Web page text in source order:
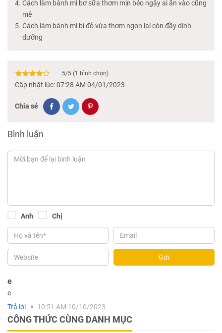
Cách làm bánh mì bơ sữa thơm mịn béo ngậy ai ăn vào cũng
mê
Cách làm bánh mì bí đỏ vừa thơm ngon lại còn đầy dinh
dưỡng
5/5 (1 bình chọn)
Cập nhật lúc: 07:28 AM 04/01/2023
Chia sẻ
Bình luận
Anh Chị
Gửi
e
e
Trả lời
10:51 AM 10/10/2023
CÔNG THỨC CÙNG DANH MỤC